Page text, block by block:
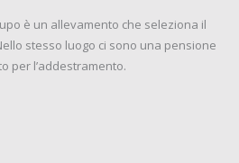
è un allevamento che seleziona il
stesso luogo ci sono una pensione
per l’addestramento.